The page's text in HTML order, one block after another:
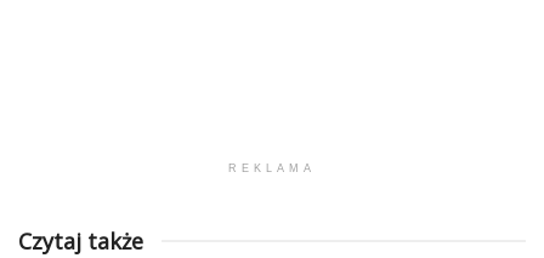
REKLAMA
Czytaj także